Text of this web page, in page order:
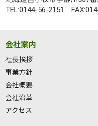
TEL:0144-56-2151
会社案内
社長挨拶
事業方針
会社概要
会社沿革
アクセス